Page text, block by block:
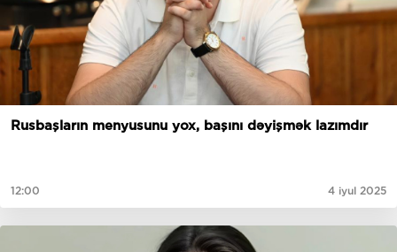
Rusbaşların menyusunu yox, başını dəyişmək lazımdır
12:00 4 iyul 2025